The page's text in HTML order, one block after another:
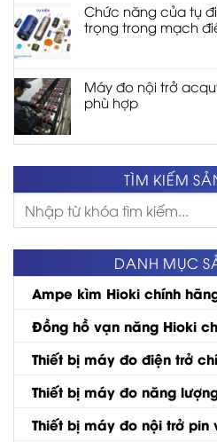
Chức năng của tụ
trọng trong mạch
Máy đo nội trở
phù hợp
TÌM KIẾM
Tìm
kiếm:
DANH MỤC
Ampe kìm Hioki chính
Đồng hồ vạn năng Hioki
Thiết bị máy đo điện trở
Thiết bị máy đo năng
Thiết bị máy đo nội trở